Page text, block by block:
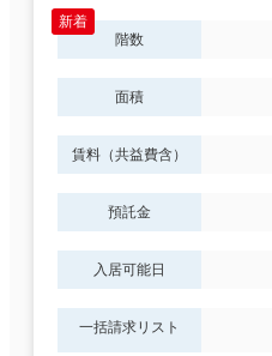
階数
面積
賃料（共益費含）
預託金
入居可能日
一括請求リスト